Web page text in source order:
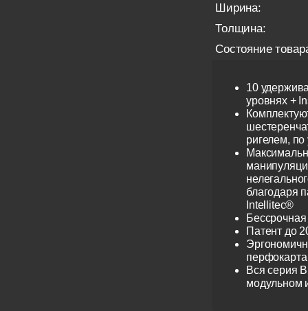
Ширина:
Толщина:
Состояние
10
уровнях +
ригелем,
благодаря
Intellitec®
Патент до
перфокарта
Вся серия
модульном